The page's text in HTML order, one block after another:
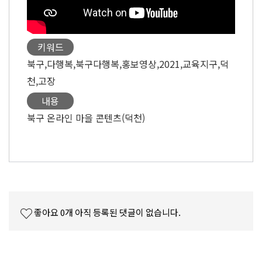
키워드
북구,다행복,북구다행복,홍보영상,2021,교육지구,덕
천,고장
내용
북구 온라인 마을 콘텐츠(덕천)
좋아요0개 아직 등록된 댓글이 없습니다.